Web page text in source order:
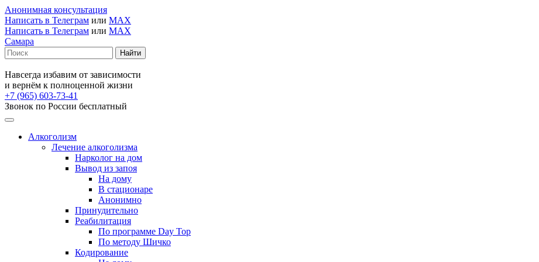
Анонимная консультация
Написать в Телеграм или MAX
Написать в Телеграм или MAX
Самара
Навсегда избавим от зависимости
и вернём к полноценной жизни
+7 (965) 603-73-41
Звонок по России бесплатный
Алкоголизм
Лечение алкоголизма
Нарколог на дом
Вывод из запоя
На дому
В стационаре
Анонимно
Принудительно
Реабилитация
По программе Day Top
По методу Шичко
Кодирование